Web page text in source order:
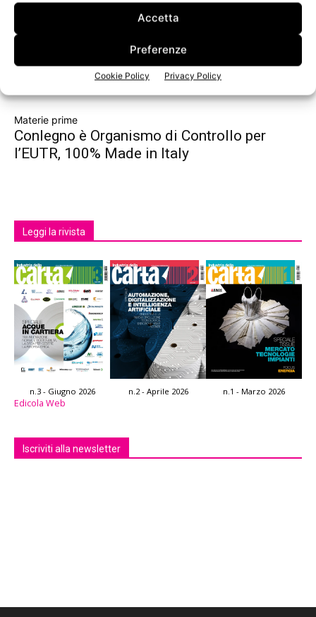
Accetta
Preferenze
Cookie Policy Privacy Policy
Materie prime
Conlegno è Organismo di Controllo per
l’EUTR, 100% Made in Italy
Leggi la rivista
n.3 - Giugno 2026 n.2 - Aprile 2026 n.1 - Marzo 2026
Edicola Web
Iscriviti alla newsletter